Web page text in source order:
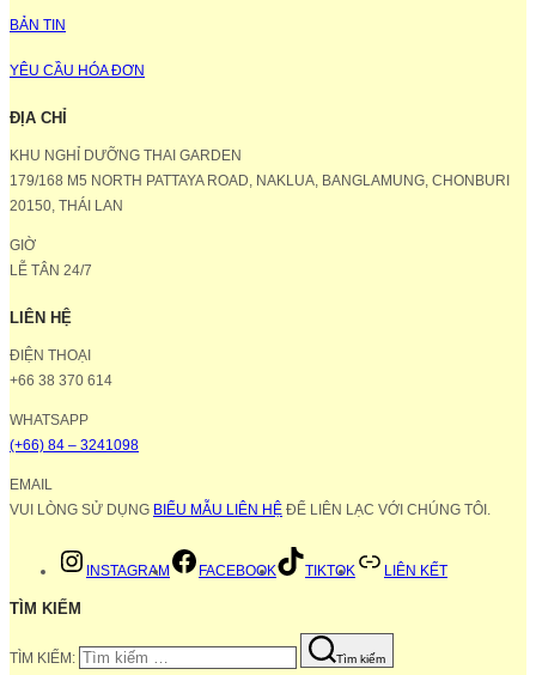
BẢN TIN
YÊU CẦU HÓA ĐƠN
ĐỊA CHỈ
KHU NGHỈ DƯỠNG THAI GARDEN
179/168 M5 NORTH PATTAYA ROAD, NAKLUA, BANGLAMUNG, CHONBURI
20150, THÁI LAN
GIỜ
LỄ TÂN 24/7
LIÊN HỆ
ĐIỆN THOẠI
+66 38 370 614
WHATSAPP
(+66) 84 – 3241098
EMAIL
VUI LÒNG SỬ DỤNG BIỂU MẪU LIÊN HỆ ĐỂ LIÊN LẠC VỚI CHÚNG TÔI.
INSTAGRAM FACEBOOK TIKTOK LIÊN KẾT
TÌM KIẾM
TÌM KIẾM: Tìm kiếm